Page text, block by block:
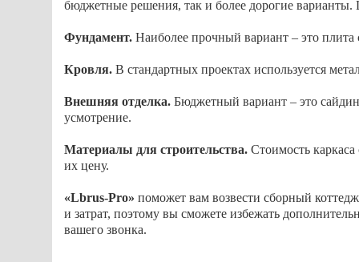
бюджетные решения, так и более дорогие варианты.
Фундамент. Наиболее прочный вариант – это
Кровля. В стандартных проектах используется
Внешняя отделка. Бюджетный вариант – это
усмотрение.
Материалы для строительства. Стоимость
их цену.
«Lbrus-Pro» поможет вам возвести сборный
и затрат, поэтому вы сможете избежать
вашего звонка.